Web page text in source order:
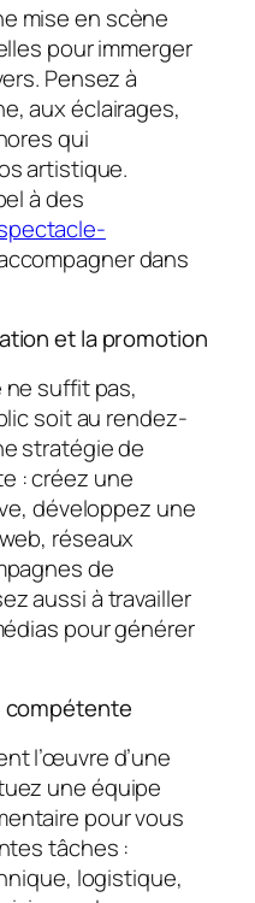
mise en scène
pour immerger
Pensez à
aux éclairages,
qui
artistique.
à des
dans
et la promotion
suffit pas,
soit au rendez-
stratégie de
: créez une
développez une
réseaux
de
aussi à travailler
pour générer
compétente
l’œuvre d’une
une équipe
pour vous
tâches :
logistique,